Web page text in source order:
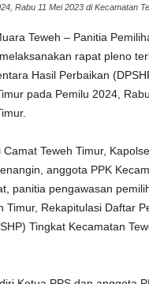
Rabu 11 Mei 2023 di Kecamatan
Teweh – Panitia
rapat pleno
Hasil Perbaikan
pada Pemilu 2024,
Teweh Timur,
anggota PPK
panitia pengawasan
Timur, Rekapitulasi Daftar
Tingkat Kecamatan